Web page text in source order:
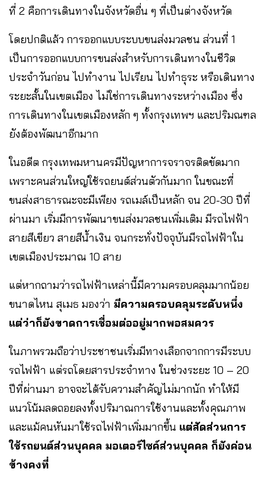
ที่ 2 คือการเดินทางในจังหวัดอื่น ๆ ที่เป็นต่างจังหวัด
โดยปกติแล้ว การออกแบบระบบขนส่งมวลชน ส่วนที่ 1
เป็นการออกแบบการขนส่งสำหรับการเดินทางในชีวิต
ประจำวันก่อน ไปทำงาน ไปเรียน ไปทำธุระ หรือเดินทาง
ระยะสั้นในเขตเมือง ไม่ใช่การเดินทางระหว่างเมือง ซึ่ง
การเดินทางในเขตเมืองหลัก ๆ ทั้งกรุงเทพฯ และปริมณฑล
ยังต้องพัฒนาอีกมาก
ในอดีต กรุงเทพมหานครมีปัญหาการจราจรติดขัดมาก
เพราะคนส่วนใหญ่ใช้รถยนต์ส่วนตัวกันมาก ในขณะที่
ขนส่งสาธารณะจะมีเพียง รถเมล์เป็นหลัก จน 20-30 ปีที่
ผ่านมา เริ่มมีการพัฒนาขนส่งมวลชนเพิ่มเติม มีรถไฟฟ้า
สายสีเขียว สายสีน้ำเงิน จนกระทั่งปัจจุบันมีรถไฟฟ้าใน
เขตเมืองประมาณ 10 สาย
แต่หากถามว่ารถไฟฟ้าเหล่านี้มีความครอบคลุมมากน้อย
ขนาดไหน สุเมธ มองว่า มีความครอบคลุมระดับหนึ่ง
แต่ว่าก็ยังขาดการเชื่อมต่ออยู่มากพอสมควร
ในภาพรวมถือว่าประชาชนเริ่มมีทางเลือกจากการมีระบบ
รถไฟฟ้า แต่รถโดยสารประจำทาง ในช่วงระยะ 10 – 20
ปีที่ผ่านมา อาจจะได้รับความสำคัญไม่มากนัก ทำให้มี
แนวโน้มลดถอยลงทั้งปริมาณการใช้งานและทั้งคุณภาพ
และแม้คนหันมาใช้รถไฟฟ้าเพิ่มมากขึ้น แต่สัดส่วนการ
ใช้รถยนต์ส่วนบุคคล มอเตอร์ไซค์ส่วนบุคคล ก็ยังค่อน
ข้างคงที่